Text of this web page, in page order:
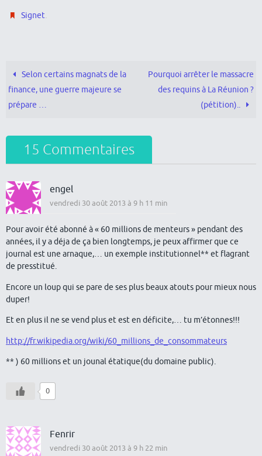
Signet.
Selon certains magnats de la
finance, une guerre majeure se
prépare …
Pourquoi arrêter le massacre
des requins à La Réunion ?
(pétition)..
15 Commentaires
engel
vendredi 30 août 2013 à 9 h 11 min
Pour avoir été abonné à « 60 millions de menteurs » pendant des
années, il y a déja de ça bien longtemps, je peux affirmer que ce
journal est une arnaque,… un exemple institutionnel** et flagrant
de presstitué.
Encore un loup qui se pare de ses plus beaux atouts pour mieux nous
duper!
Et en plus il ne se vend plus et est en déficite,… tu m’étonnes!!!
http://fr.wikipedia.org/wiki/60_millions_de_consommateurs
** ) 60 millions et un jounal étatique(du domaine public).
0
Fenrir
vendredi 30 août 2013 à 9 h 22 min